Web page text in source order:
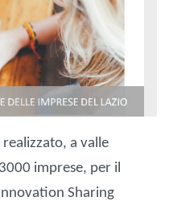
a valle
imprese, per il
Sharing